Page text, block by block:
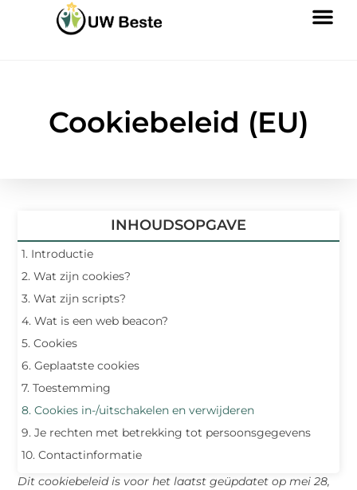
Cookiebeleid (EU)
Dit cookiebeleid is voor het laatst geüpdatet op mei 28,
INHOUDSOPGAVE
1. Introductie
2. Wat zijn cookies?
3. Wat zijn scripts?
4. Wat is een web beacon?
5. Cookies
6. Geplaatste cookies
7. Toestemming
8. Cookies in-/uitschakelen en verwijderen
9. Je rechten met betrekking tot persoonsgegevens
10. Contactinformatie